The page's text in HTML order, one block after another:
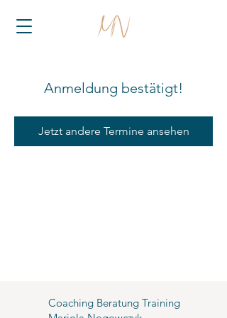
Anmeldung bestätigt!
Jetzt andere Termine ansehen
Coaching Beratung Training